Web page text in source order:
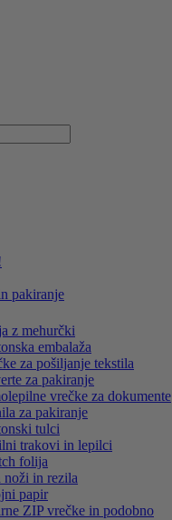
pakiranje
z mehurčki
embalaža
za pošiljanje tekstila
za pakiranje
vrečke za dokumente
za pakiranje
tulci
trakovi in lepilci
folija
noži in rezila
papir
ZIP vrečke in podobno